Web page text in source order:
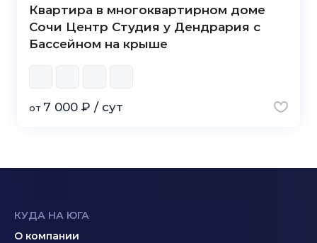
Квартира в многоквартирном доме
Сочи Центр Студия у Дендрария с
Бассейном на крыше
от 7 000 ₽ / сут
КУДА НА ЮГА
О компании